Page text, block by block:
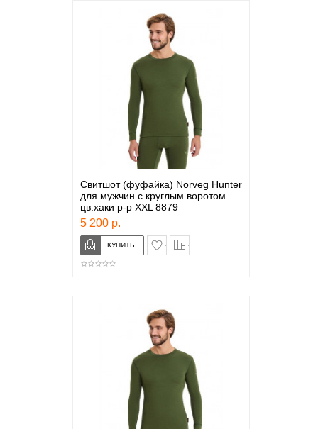
Свитшот (фуфайка) Norveg Hunter
для мужчин с круглым воротом
цв.хаки р-р XXL 8879
5 200 р.
в закладки